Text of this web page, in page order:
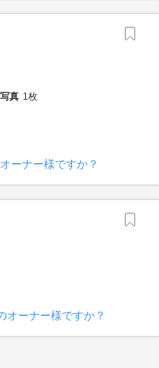
写真 1枚
ーナー様ですか？
オーナー様ですか？